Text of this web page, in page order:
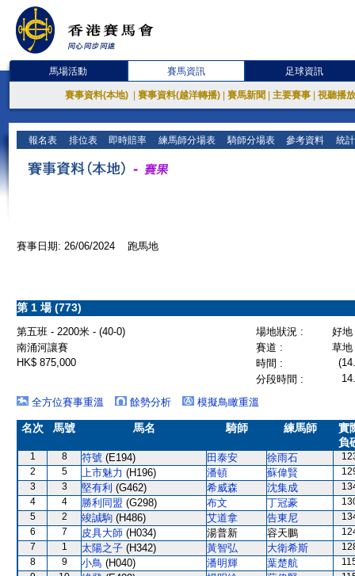
馬場活動 賽馬資訊 足球資訊
賽事資料(本地) 賽事資料(越洋轉播) 賽馬新聞 主要賽事 視聽播
報名表 排位表 即時賠率 練馬師分場表 騎師分場表 參考資料 統
賽事日期: 26/06/2024 跑馬地
第 1 場 (773)
第五班 - 2200米 - (40-0) 場地狀況 :
好地
南涌河讓賽
賽道 :
草
HK$ 875,000
時間 :
分段時間 :
全方位賽事重溫
餘勢分析 模擬鳥瞰重溫
名次 馬號 馬名 騎師 練馬師
實
負
1 8 符號 (E194) 田泰安 徐雨石
2
5 上市魅力 (H196) 潘頓 蘇偉賢
3
3 堅有利 (G462) 希威森 沈集成
4
4 勝利同盟 (G298) 布文 丁冠豪
5
2 竣誠駒 (H486) 艾道拿 告東尼
6
7 皮具大師 (H034) 湯普新 容天鵬
7
1 太陽之子 (H342) 黃智弘 大衛希斯
8
9 小鳥 (H040) 潘明輝 葉楚航